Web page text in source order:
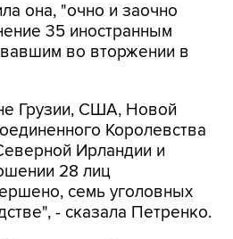
она, "очно и заочно
35 иностранным
во вторжении в
Грузии, США, Новой
Королевства
Ирландии и
28 лиц
семь уголовных
- сказала Петренко.